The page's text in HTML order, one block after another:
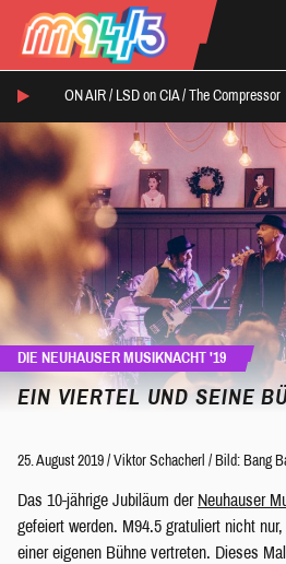
ON AIR / LSD on CIA/ The Compressor
DIE NEUHAUSER MUSIKNACHT '19
EIN VIERTEL UND SEINE
25. August 2019 / Viktor Schacherl / Bild: Bang
Das 10-jährige Jubiläum der Neuhauser
gefeiert werden. M94.5 gratuliert nicht
einer eigenen Bühne vertreten. Dieses